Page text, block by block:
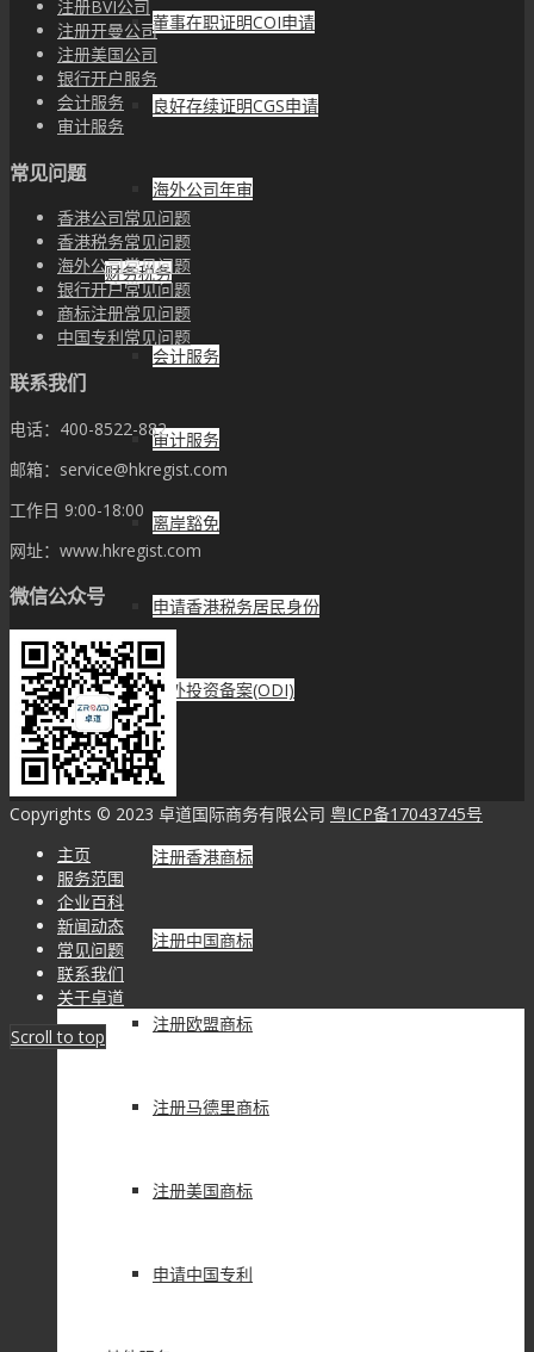
董事在职证明COI申请
良好存续证明CGS申请
海外公司年审
财务税务
会计服务
审计服务
离岸豁免
申请香港税务居民身份
境外投资备案(ODI)
商标专利
注册香港商标
注册中国商标
注册欧盟商标
注册马德里商标
注册美国商标
申请中国专利
注册BVI公司
注册开曼公司
注册美国公司
银行开户服务
会计服务
审计服务
常见问题
香港公司常见问题
香港税务常见问题
海外公司常见问题
银行开户常见问题
商标注册常见问题
中国专利常见问题
联系我们
电话：400-8522-882
邮箱：service@hkregist.com
工作日 9:00-18:00
网址：www.hkregist.com
微信公众号
Copyrights © 2023 卓道国际商务有限公司 粤ICP备17043745号
主页
服务范围
企业百科
新闻动态
常见问题
联系我们
关于卓道
Scroll to top